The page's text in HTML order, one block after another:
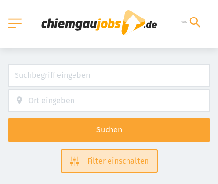
Suchen
Filter einschalten